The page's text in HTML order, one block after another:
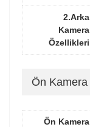
2.Arka
Kamera
Özellikleri
Ön Kamera
Ön Kamera